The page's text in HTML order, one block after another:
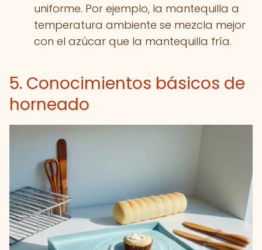
uniforme. Por ejemplo, la mantequilla a
temperatura ambiente se mezcla mejor
con el azúcar que la mantequilla fría.
5. Conocimientos básicos de
horneado